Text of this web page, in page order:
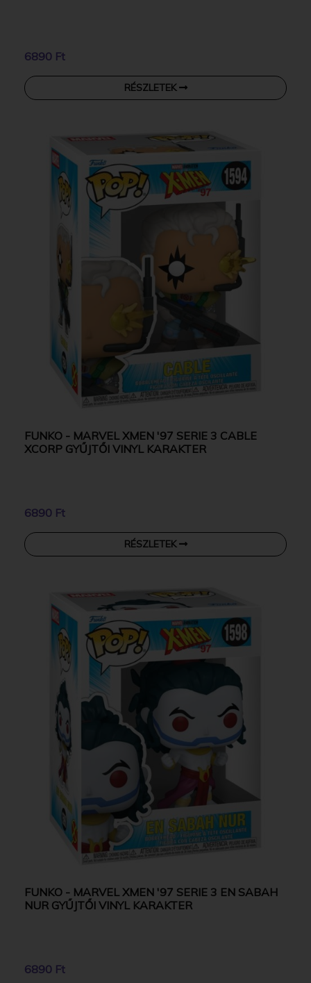
6890 Ft
RÉSZLETEK
FUNKO - MARVEL XMEN '97 SERIE 3 CABLE
XCORP GYŰJTŐI VINYL KARAKTER
6890 Ft
RÉSZLETEK
FUNKO - MARVEL XMEN '97 SERIE 3 EN SABAH
NUR GYŰJTŐI VINYL KARAKTER
6890 Ft